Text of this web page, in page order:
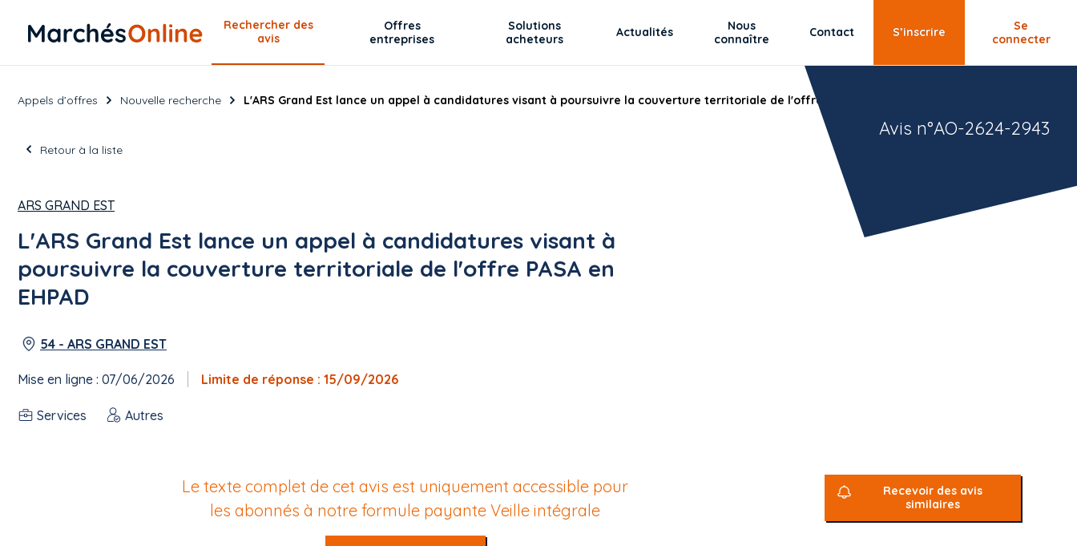
Rechercher des
avis
Offres
entreprises
Solutions
acheteurs
Actualités
Nous
connaître
Contact S’inscrire
Se
connecter
Appels d’offres Nouvelle recherche L'ARS Grand Est lance un appel à candidatures visant à poursuivre la couverture territoriale de l'offre PASA en EHPAD
Retour à la liste
ARS GRAND EST
L'ARS Grand Est lance un appel à candidatures visant à
poursuivre la couverture territoriale de l'offre PASA en
EHPAD
54 - ARS GRAND EST
Mise en ligne : 07/06/2026 Limite de réponse : 15/09/2026
Services Autres
Avis n°AO-2624-2943
Le texte complet de cet avis est uniquement accessible pour
les abonnés à notre formule payante Veille intégrale
Recevoir des avis
similaires